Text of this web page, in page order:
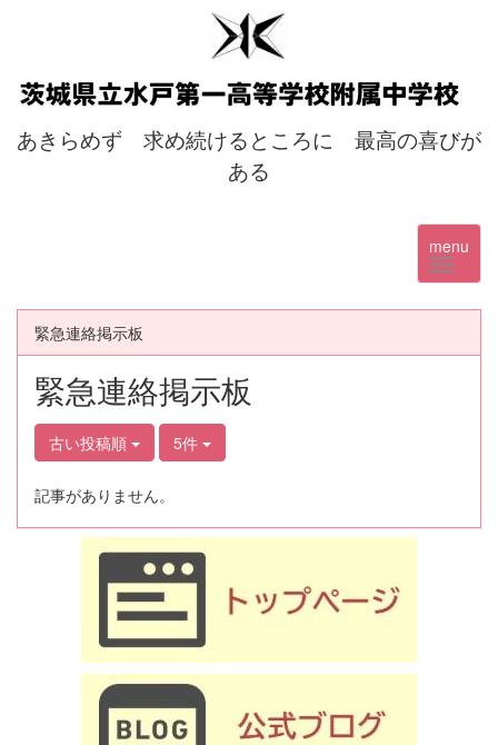
あきらめず 求め続けるところに 最高の喜びが
ある
menu
緊急連絡掲示板
緊急連絡掲示板
古い投稿順 5件
記事がありません。